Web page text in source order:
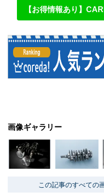
【お得情報あり】
画像ギャラリー
この記事のすべての